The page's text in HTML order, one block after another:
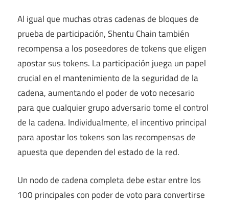
Al igual que muchas otras cadenas de bloques de
prueba de participación, Shentu Chain también
recompensa a los poseedores de tokens que eligen
apostar sus tokens. La participación juega un papel
crucial en el mantenimiento de la seguridad de la
cadena, aumentando el poder de voto necesario
para que cualquier grupo adversario tome el control
de la cadena. Individualmente, el incentivo principal
para apostar los tokens son las recompensas de
apuesta que dependen del estado de la red.
Un nodo de cadena completa debe estar entre los
100 principales con poder de voto para convertirse